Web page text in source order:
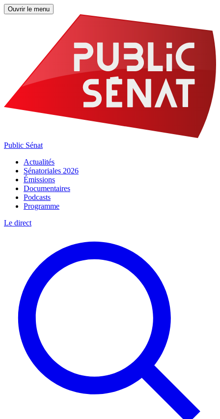
Ouvrir le menu
Public Sénat
Actualités
Sénatoriales 2026
Émissions
Documentaires
Podcasts
Programme
Le direct